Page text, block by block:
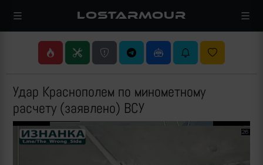
LOSTARMOUR
Удар Краснополем по минометному
расчету (заявлено) ВСУ